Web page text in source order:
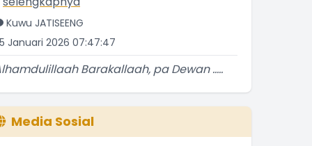
Kuwu JATISEENG
Januari 2026 07:47:47
Barakallaah, pa Dewan .....
Kuwu JATISEENG
Januari 2026 09:32:14
Media Sosial